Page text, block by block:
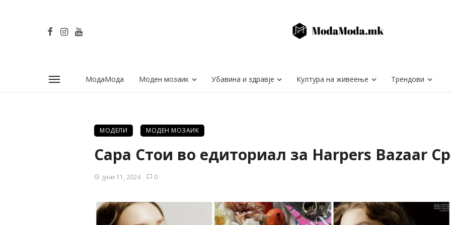
МодаМода Моден мозаик Убавина и здравје Култура на живеење Трендови
МОДЕЛИ МОДЕН МОЗАИК
Сара Стои во едиториал за Harpers Bazaar
јуни 11, 2024 0